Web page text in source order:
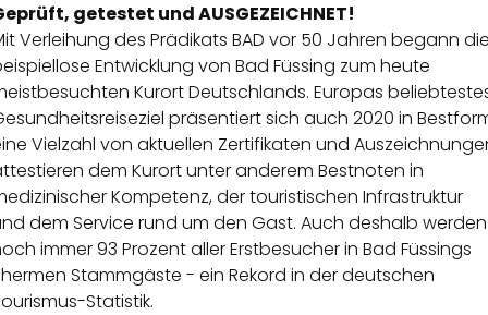
getestet und AUSGEZEICHNET!
Verleihung des Prädikats BAD vor 50 Jahren begann
Entwicklung von Bad Füssing zum heute
Kurort Deutschlands. Europas
präsentiert sich auch 2020 in
Vielzahl von aktuellen Zertifikaten und
dem Kurort unter anderem Bestnoten in
Kompetenz, der touristischen Infrastruktur
dem Service rund um den Gast. Auch deshalb werden
immer 93 Prozent aller Erstbesucher in Bad Füssings
Stammgäste - ein Rekord in der deutschen
Statistik.